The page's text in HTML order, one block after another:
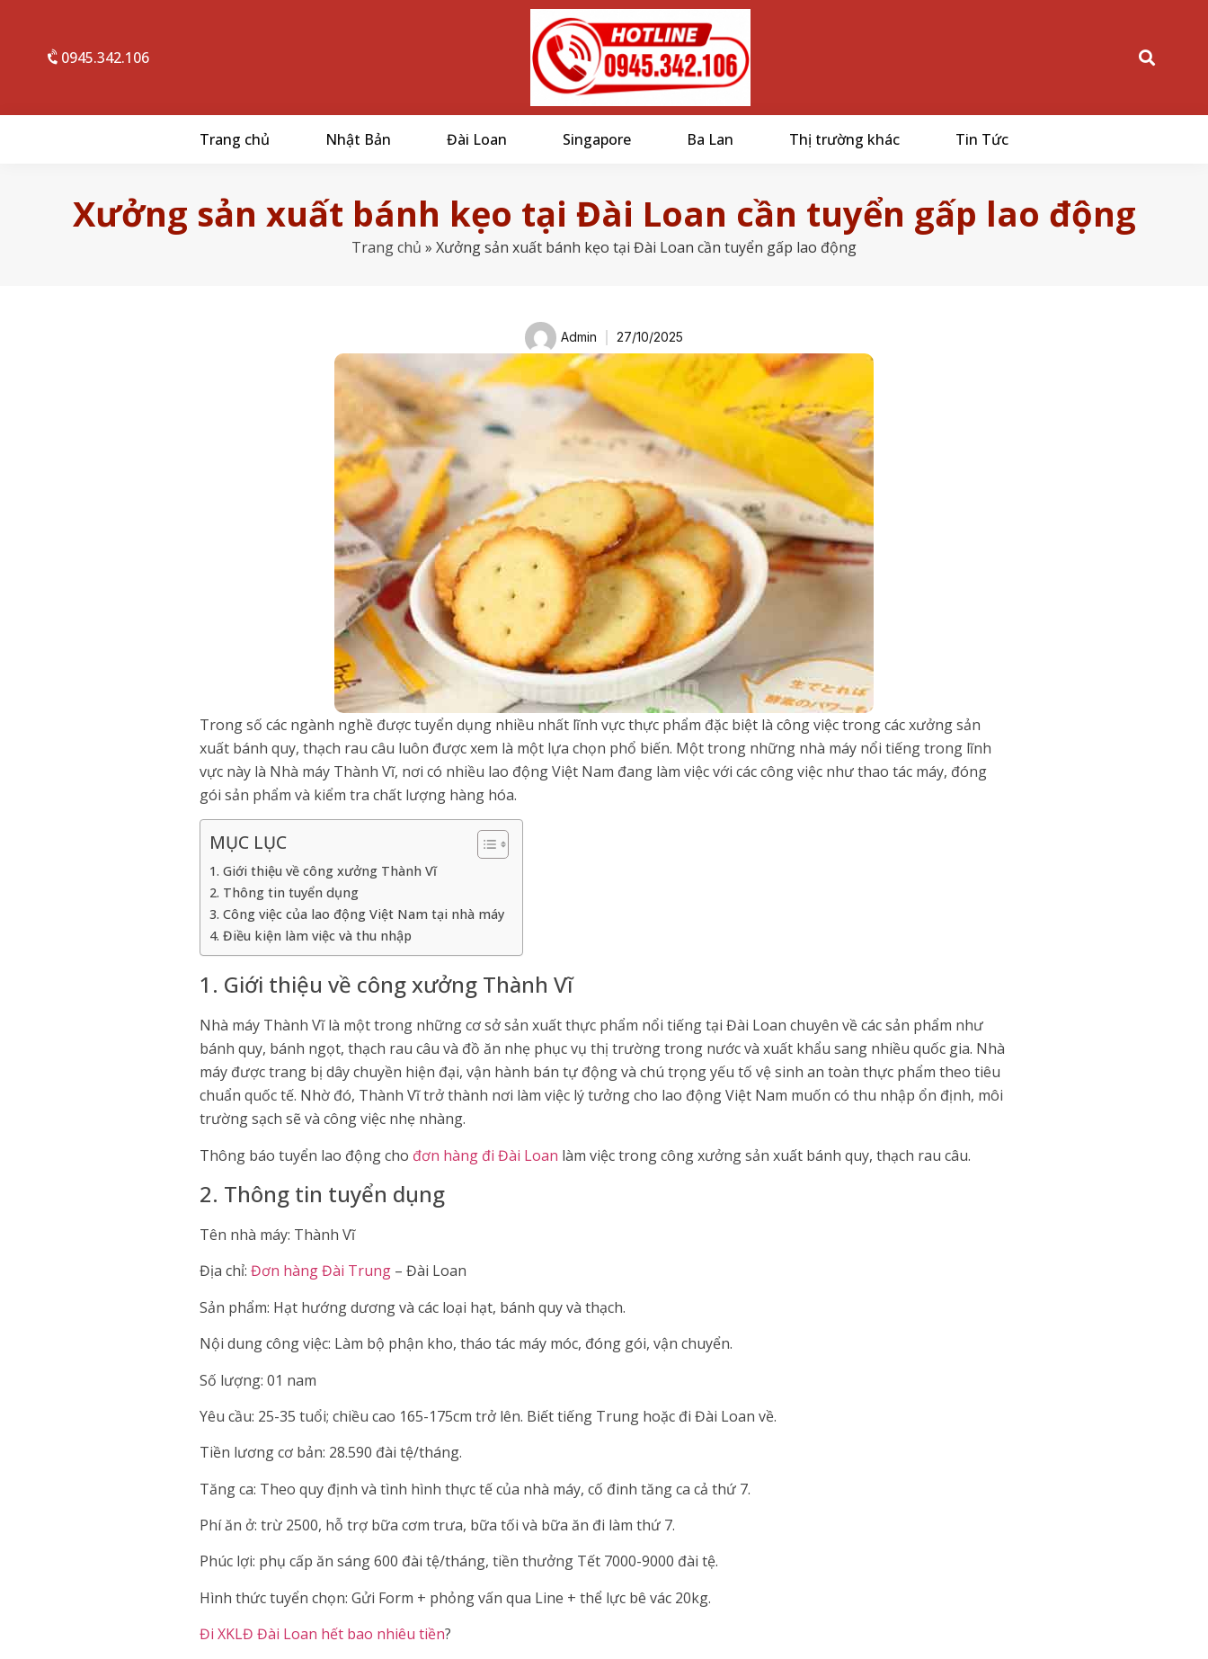
0945.342.106
Trang chủ Nhật Bản Đài Loan Singapore Ba Lan Thị trường khác Tin Tức
Xưởng sản xuất bánh kẹo tại Đài Loan cần tuyển gấp lao động
Trang chủ » Xưởng sản xuất bánh kẹo tại Đài Loan cần tuyển gấp lao động
Admin 27/10/2025
Trong số các ngành nghề được tuyển dụng nhiều nhất lĩnh vực thực phẩm đặc biệt là công việc trong các xưởng sản
xuất bánh quy, thạch rau câu luôn được xem là một lựa chọn phổ biến. Một trong những nhà máy nổi tiếng trong lĩnh
vực này là Nhà máy Thành Vĩ, nơi có nhiều lao động Việt Nam đang làm việc với các công việc như thao tác máy, đóng
gói sản phẩm và kiểm tra chất lượng hàng hóa.
MỤC LỤC
1. Giới thiệu về công xưởng Thành Vĩ
2. Thông tin tuyển dụng
3. Công việc của lao động Việt Nam tại nhà máy
4. Điều kiện làm việc và thu nhập
1. Giới thiệu về công xưởng Thành Vĩ
Nhà máy Thành Vĩ là một trong những cơ sở sản xuất thực phẩm nổi tiếng tại Đài Loan chuyên về các sản phẩm như
bánh quy, bánh ngọt, thạch rau câu và đồ ăn nhẹ phục vụ thị trường trong nước và xuất khẩu sang nhiều quốc gia. Nhà
máy được trang bị dây chuyền hiện đại, vận hành bán tự động và chú trọng yếu tố vệ sinh an toàn thực phẩm theo tiêu
chuẩn quốc tế. Nhờ đó, Thành Vĩ trở thành nơi làm việc lý tưởng cho lao động Việt Nam muốn có thu nhập ổn định, môi
trường sạch sẽ và công việc nhẹ nhàng.
Thông báo tuyển lao động cho đơn hàng đi Đài Loan làm việc trong công xưởng sản xuất bánh quy, thạch rau câu.
2. Thông tin tuyển dụng
Tên nhà máy: Thành Vĩ
Địa chỉ: Đơn hàng Đài Trung – Đài Loan
Sản phẩm: Hạt hướng dương và các loại hạt, bánh quy và thạch.
Nội dung công việc: Làm bộ phận kho, tháo tác máy móc, đóng gói, vận chuyển.
Số lượng: 01 nam
Yêu cầu: 25-35 tuổi; chiều cao 165-175cm trở lên. Biết tiếng Trung hoặc đi Đài Loan về.
Tiền lương cơ bản: 28.590 đài tệ/tháng.
Tăng ca: Theo quy định và tình hình thực tế của nhà máy, cố đinh tăng ca cả thứ 7.
Phí ăn ở: trừ 2500, hỗ trợ bữa cơm trưa, bữa tối và bữa ăn đi làm thứ 7.
Phúc lợi: phụ cấp ăn sáng 600 đài tệ/tháng, tiền thưởng Tết 7000-9000 đài tệ.
Hình thức tuyển chọn: Gửi Form + phỏng vấn qua Line + thể lực bê vác 20kg.
Đi XKLĐ Đài Loan hết bao nhiêu tiền?